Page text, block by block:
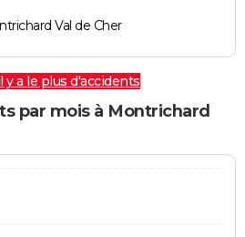
Val de Cher
y a le plus d'accidents
par mois à Montrichard